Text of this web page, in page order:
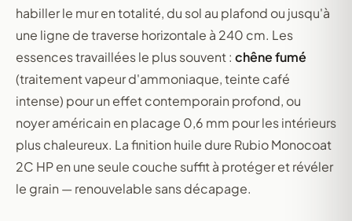
habiller le mur en totalité, du sol au plafond ou jusqu'à
une ligne de traverse horizontale à 240 cm. Les
essences travaillées le plus souvent : chêne fumé
(traitement vapeur d'ammoniaque, teinte café
intense) pour un effet contemporain profond, ou
noyer américain en placage 0,6 mm pour les intérieurs
plus chaleureux. La finition huile dure Rubio Monocoat
2C HP en une seule couche suffit à protéger et révéler
le grain — renouvelable sans décapage.